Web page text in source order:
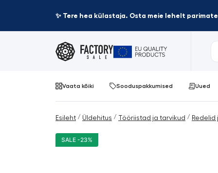
✨ Tere hea külastaja. Osta meie lehelt
Vaata kõiki Sooduspakkumised Uued
Esileht / Üldehitus / Tööriistad ja tarvikud / Redelid
SALE -23%